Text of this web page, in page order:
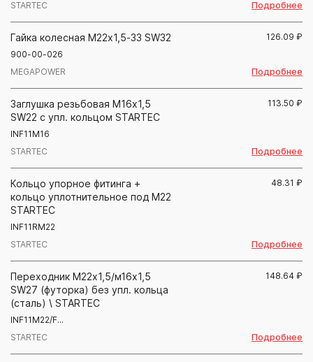
STARTEC
Подробнее
Гайка колесная М22х1,5-33 SW32
900-00-026
MEGAPOWER
126.09 ₽
Подробнее
Заглушка резьбовая М16х1,5
SW22 с упл. кольцом STARTEC
INF11M16
STARTEC
113.50 ₽
Подробнее
Кольцо упорное фитинга +
кольцо уплотнительное под М22
STARTEC
INF11RM22
STARTEC
48.31 ₽
Подробнее
Переходник М22х1,5/м16х1,5
SW27 (футорка) без упл. кольца
(сталь) \ STARTEC
INF11M22/F...
STARTEC
148.64 ₽
Подробнее